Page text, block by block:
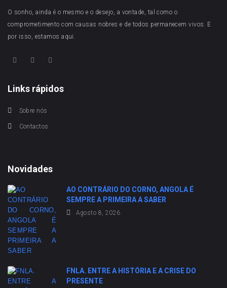
O sonho, ainda é o mesmo e o desejo, a vontade, tal como o
comprometimento com causas nobres e de todos permanecem vivos. E
por isso, estamos aqui.
Links rápidos
Sobre nós
Contactos
Novidades
AO CONTRÁRIO DO CORNO, ANGOLA É
SEMPRE A PRIMEIRA A SABER
Agosto 8, 2026
FNLA. ENTRE A HISTÓRIA E A CRISE DO
PRESENTE